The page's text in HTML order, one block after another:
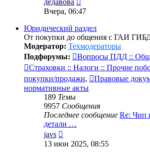
дедавова
к
сообщению
Вчера, 06:47
Юридический раздел
От покупки до общения с ГАИ
Модератор: Техмодераторы
Подфорумы:
Вопросы ПДД ::
Страховки :: Налоги :: Прочие
покупки/продажи,
Правовые
нормативные акты
189 Темы
9957 Сообщения
Последнее сообщение Re: Чип
детали …
javs
к
13 июн 2025, 08:55